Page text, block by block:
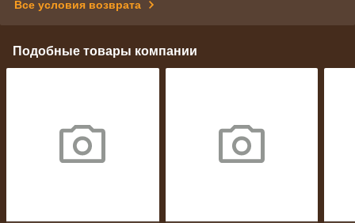
Все условия возврата
Подобные товары компании